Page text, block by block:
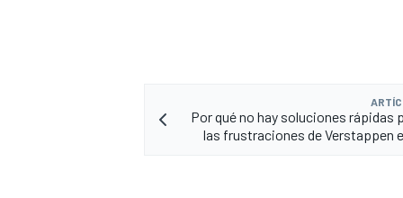
Por qué no hay soluciones rápidas
las frustraciones de Verstappen